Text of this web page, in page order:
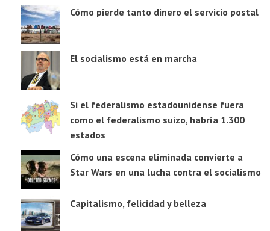
Cómo pierde tanto dinero el servicio postal
El socialismo está en marcha
Si el federalismo estadounidense fuera
como el federalismo suizo, habría 1.300
estados
Cómo una escena eliminada convierte a
Star Wars en una lucha contra el socialismo
Capitalismo, felicidad y belleza